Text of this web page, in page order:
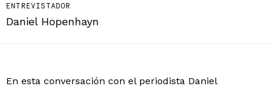
ENTREVISTADOR
Daniel Hopenhayn
En esta conversación con el periodista Daniel